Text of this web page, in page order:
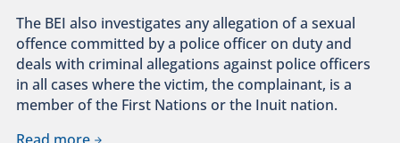
The BEI also investigates any allegation of a sexual
offence committed by a police officer on duty and
deals with criminal allegations against police officers
in all cases where the victim, the complainant, is a
member of the First Nations or the Inuit nation.